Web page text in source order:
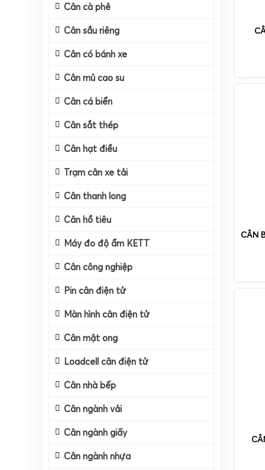
Cân cà phê
Cân sầu riêng
Cân có bánh xe
Cân mủ cao su
Cân cá biển
Cân sắt thép
Cân hạt điều
Trạm cân xe tải
Cân thanh long
Cân hồ tiêu
Máy đo độ ẩm KETT
Cân công nghiệp
Pin cân điện tử
Màn hình cân điện tử
Cân mật ong
Loadcell cân điện tử
Cân nhà bếp
Cân ngành vải
Cân ngành giấy
Cân ngành nhựa
CÂN